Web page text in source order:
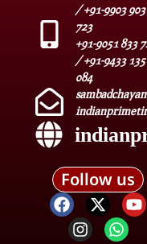
/ +91-9903 903
723
+91-9051 833
/ +91-9433 135
084
Follow us